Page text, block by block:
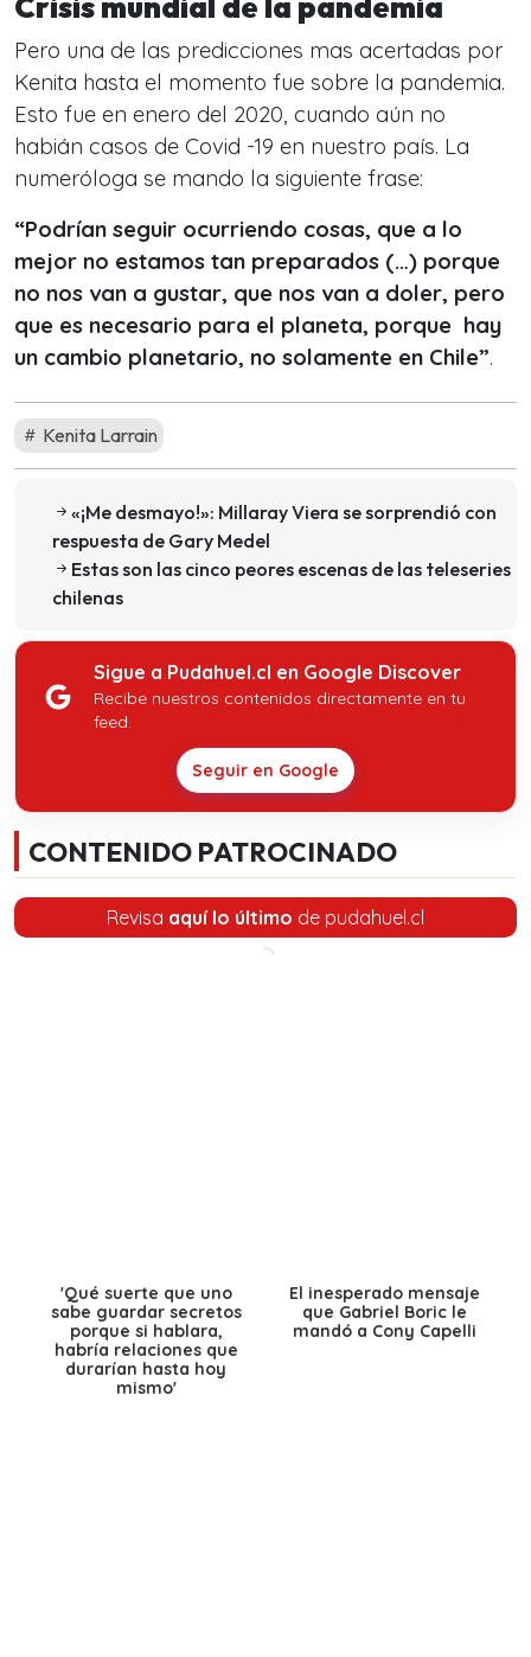
Pero una de las predicciones mas acertadas por
Kenita hasta el momento fue sobre la pandemia.
Esto fue en enero del 2020, cuando aún no
habián casos de Covid -19 en nuestro país. La
numeróloga se mando la siguiente frase:
“Podrían seguir ocurriendo cosas, que a lo
mejor no estamos tan preparados (…) porque
no nos van a gustar, que nos van a doler, pero
que es necesario para el planeta, porque hay
un cambio planetario, no solamente en Chile”.
Kenita Larrain
«¡Me desmayo!»: Millaray Viera se sorprendió con
respuesta de Gary Medel
Estas son las cinco peores escenas de las teleseries
chilenas
Sigue a Pudahuel.cl en Google Discover
Recibe nuestros contenidos directamente en tu
feed.
Seguir en Google
CONTENIDO PATROCINADO
Revisa aquí lo último de pudahuel.cl
'Qué suerte que uno
sabe guardar secretos
porque si hablara,
habría relaciones que
durarían hasta hoy
mismo'
El inesperado mensaje
que Gabriel Boric le
mandó a Cony Capelli